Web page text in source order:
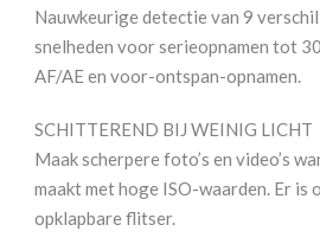
Nauwkeurige detectie van 9
snelheden voor serieopnamen tot
AF/AE en voor-ontspan-opnamen.
SCHITTEREND BIJ WEINIG LICHT
Maak scherpere foto’s en video’s
maakt met hoge ISO-waarden. Er is
opklapbare flitser.